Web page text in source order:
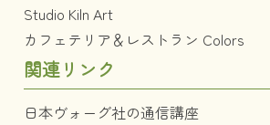
Studio Kiln Art
カフェテリア＆レストラン Colors
関連リンク
日本ヴォーグ社の通信講座